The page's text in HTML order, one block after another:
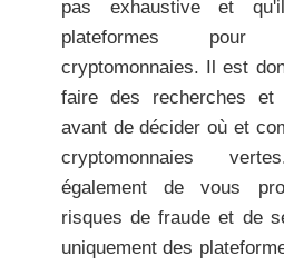
pas exhaustive et
plateformes
cryptomonnaies. Il est
faire des recherches et
avant de décider où et
cryptomonnaies
également de vous
risques de fraude et de
uniquement des